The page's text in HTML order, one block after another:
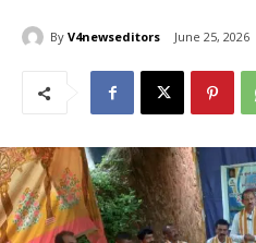
By V4newseditors June 25, 2026